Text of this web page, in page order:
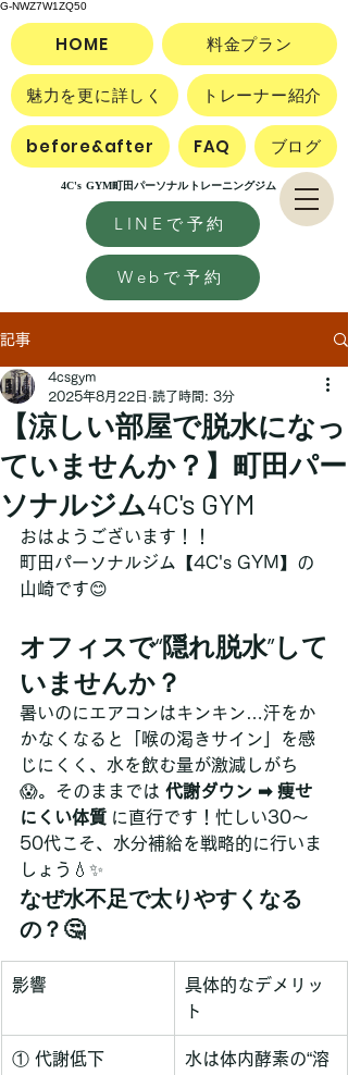
G-NWZ7W1ZQ50
LINEで予約
Webで予約
4C's GYM町田パーソナルトレーニングジム
HOME 料金プラン
魅力を更に詳しく トレーナー紹介
before&after FAQ ブログ
記事
【涼しい部屋で脱水になっ
ていませんか？】町田パー
ソナルジム4C's GYM
4csgym
2025年8月22日 読了時間: 3分
おはようございます！！
町田パーソナルジム【4C's GYM】の
山崎です😊
オフィスで“隠れ脱水”して
いませんか？
暑いのにエアコンはキンキン…汗をか
かなくなると「喉の渇きサイン」を感
じにくく、水を飲む量が激減しがち
😱。そのままでは 代謝ダウン ➡ 痩せ
にくい体質 に直行です！忙しい30〜
50代こそ、水分補給を戦略的に行いま
しょう💧✨
なぜ水不足で太りやすくなる
の？🤔
影響
具体的なデメリッ
ト
① 代謝低下
水は体内酵素の“溶